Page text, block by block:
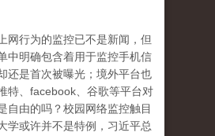
网行为的监控已不是新闻，但
中明确包含着用于监控手机信
还是首次被曝光；境外平台也
特、facebook、谷歌等平台对
自由的吗？校园网络监控触目
学或许并不是特例，习近平总